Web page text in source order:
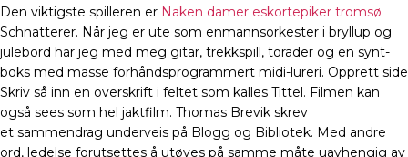
Den viktigste spilleren er Naken damer eskortepiker tromsø
Schnatterer. Når jeg er ute som enmannsorkester i bryllup og
julebord har jeg med meg gitar, trekkspill, torader og en synt-
boks med masse forhåndsprogrammert midi-lureri. Opprett side
Skriv så inn en overskrift i feltet som kalles Tittel. Filmen kan
også sees som hel jaktfilm. Thomas Brevik skrev
et sammendrag underveis på Blogg og Bibliotek. Med andre
ord, ledelse forutsettes å utøves på samme måte uavhengig av